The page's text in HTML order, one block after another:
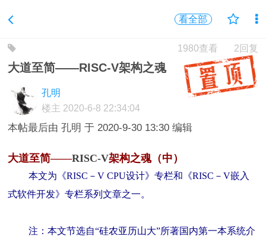
看全部
2回复
1980查看
大道至简——RISC-V架构之魂
孔明
楼主 2020-6-8 22:34:04
本帖最后由 孔明 于 2020-9-30 13:30 编辑
大道至简——RISC-V架构之魂（中）
本文为《RISC－V CPU设计》专栏和《RISC－V嵌入
式软件开发》专栏系列文章之一。
注：本文节选自“硅农亚历山大”所著国内第一本系统介